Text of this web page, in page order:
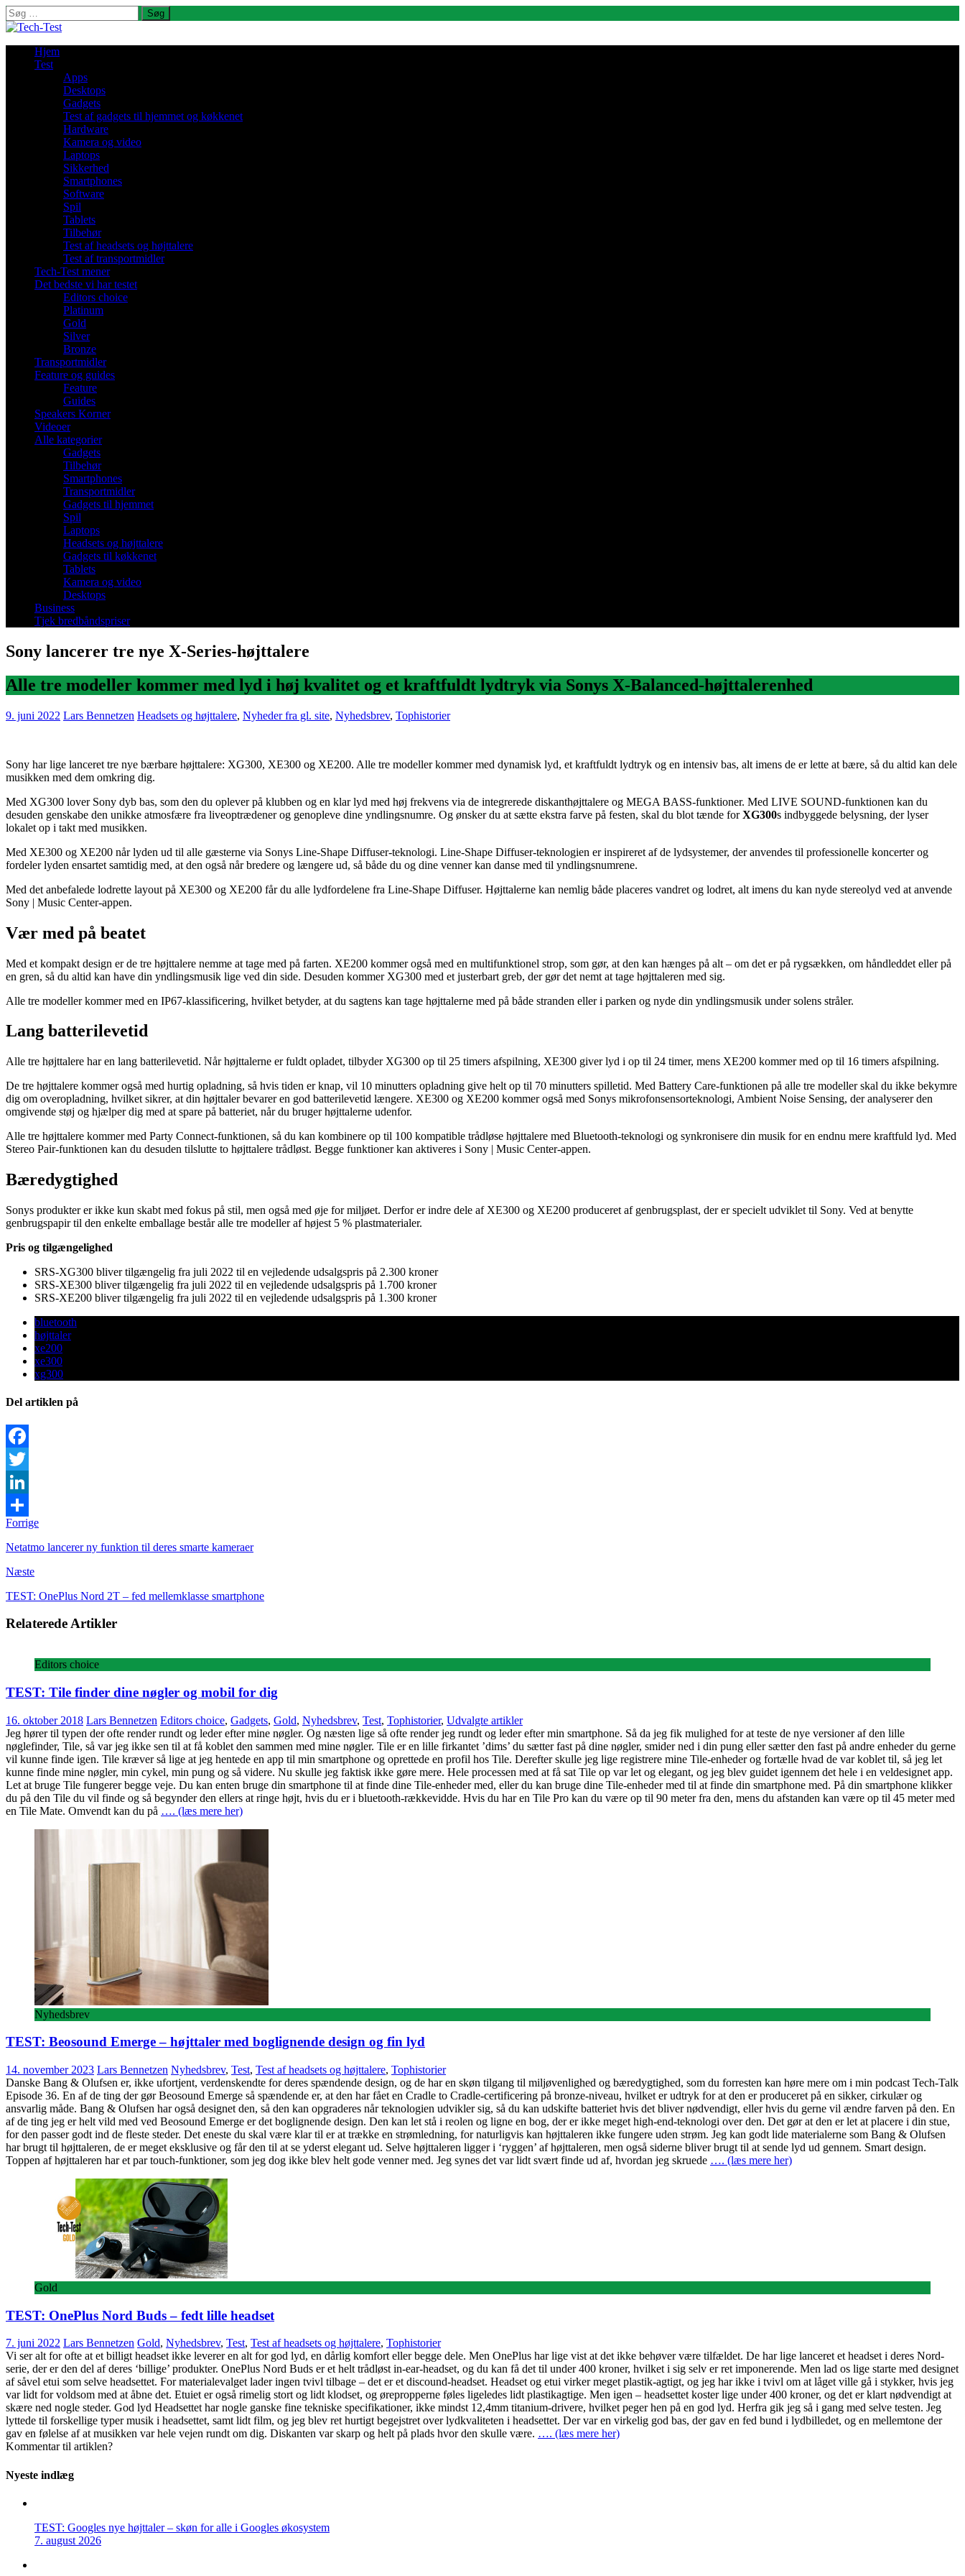
Søg
efter:
Hjem
Test
Apps
Desktops
Gadgets
Test af gadgets til hjemmet og køkkenet
Hardware
Kamera og video
Laptops
Sikkerhed
Smartphones
Software
Spil
Tablets
Tilbehør
Test af headsets og højttalere
Test af transportmidler
Tech-Test mener
Det bedste vi har testet
Editors choice
Platinum
Gold
Silver
Bronze
Transportmidler
Feature og guides
Feature
Guides
Speakers Korner
Videoer
Alle kategorier
Gadgets
Tilbehør
Smartphones
Transportmidler
Gadgets til hjemmet
Spil
Laptops
Headsets og højttalere
Gadgets til køkkenet
Tablets
Kamera og video
Desktops
Business
Tjek bredbåndspriser
Sony lancerer tre nye X-Series-højttalere
Alle tre modeller kommer med lyd i høj kvalitet og et kraftfuldt lydtryk via Sonys X-Balanced-højttalerenhed
9. juni 2022 Lars Bennetzen Headsets og højttalere, Nyheder fra gl. site, Nyhedsbrev, Tophistorier
Sony har lige lanceret tre nye bærbare højttalere: XG300, XE300 og XE200. Alle tre modeller kommer med dynamisk lyd, et kraftfuldt lydtryk og en intensiv bas, alt imens de er lette at bære, så du altid kan dele
musikken med dem omkring dig.
Med XG300 lover Sony dyb bas, som den du oplever på klubben og en klar lyd med høj frekvens via de integrerede diskanthøjttalere og MEGA BASS-funktioner. Med LIVE SOUND-funktionen kan du
desuden genskabe den unikke atmosfære fra liveoptrædener og genopleve dine yndlingsnumre. Og ønsker du at sætte ekstra farve på festen, skal du blot tænde forXG300s indbyggede belysning, der lyser
lokalet op i takt med musikken.
Med XE300 og XE200 når lyden ud til alle gæsterne via Sonys Line-Shape Diffuser-teknologi. Line-Shape Diffuser-teknologien er inspireret af de lydsystemer, der anvendes til professionelle koncerter og
fordeler lyden ensartet samtidig med, at den også når bredere og længere ud, så både du og dine venner kan danse med til yndlingsnumrene.
Med det anbefalede lodrette layout på XE300 og XE200 får du alle lydfordelene fra Line-Shape Diffuser. Højttalerne kan nemlig både placeres vandret og lodret, alt imens du kan nyde stereolyd ved at anvende
Sony | Music Center-appen.
Vær med på beatet
Med et kompakt design er de tre højttalere nemme at tage med på farten. XE200 kommer også med en multifunktionel strop, som gør, at den kan hænges på alt – om det er på rygsækken, om håndleddet eller på
en gren, så du altid kan have din yndlingsmusik lige ved din side. Desuden kommer XG300 med et justerbart greb, der gør det nemt at tage højttaleren med sig.
Alle tre modeller kommer med en IP67-klassificering, hvilket betyder, at du sagtens kan tage højttalerne med på både stranden eller i parken og nyde din yndlingsmusik under solens stråler.
Lang batterilevetid
Alle tre højttalere har en lang batterilevetid. Når højttalerne er fuldt opladet, tilbyder XG300 op til 25 timers afspilning, XE300 giver lyd i op til 24 timer, mens XE200 kommer med op til 16 timers afspilning.
De tre højttalere kommer også med hurtig opladning, så hvis tiden er knap, vil 10 minutters opladning give helt op til 70 minutters spilletid. Med Battery Care-funktionen på alle tre modeller skal du ikke bekymre
dig om overopladning, hvilket sikrer, at din højttaler bevarer en god batterilevetid længere. XE300 og XE200 kommer også med Sonys mikrofonsensorteknologi, Ambient Noise Sensing, der analyserer den
omgivende støj og hjælper dig med at spare på batteriet, når du bruger højttalerne udenfor.
Alle tre højttalere kommer med Party Connect-funktionen, så du kan kombinere op til 100 kompatible trådløse højttalere med Bluetooth-teknologi og synkronisere din musik for en endnu mere kraftfuld lyd. Med
Stereo Pair-funktionen kan du desuden tilslutte to højttalere trådløst. Begge funktioner kan aktiveres i Sony | Music Center-appen.
Bæredygtighed
Sonys produkter er ikke kun skabt med fokus på stil, men også med øje for miljøet. Derfor er indre dele af XE300 og XE200 produceret af genbrugsplast, der er specielt udviklet til Sony. Ved at benytte
genbrugspapir til den enkelte emballage består alle tre modeller af højest 5 % plastmaterialer.
Pris og tilgængelighed
SRS-XG300 bliver tilgængelig fra juli 2022 til en vejledende udsalgspris på 2.300 kroner
SRS-XE300 bliver tilgængelig fra juli 2022 til en vejledende udsalgspris på 1.700 kroner
SRS-XE200 bliver tilgængelig fra juli 2022 til en vejledende udsalgspris på 1.300 kroner
bluetooth
højttaler
xe200
xe300
xg300
Del artiklen på
Facebook
Twitter
LinkedIn
Share
Forrige
Netatmo lancerer ny funktion til deres smarte kameraer
Næste
TEST: OnePlus Nord 2T – fed mellemklasse smartphone
Relaterede Artikler
Editors choice
TEST: Tile finder dine nøgler og mobil for dig
16. oktober 2018 Lars Bennetzen Editors choice, Gadgets, Gold, Nyhedsbrev, Test, Tophistorier, Udvalgte artikler
Jeg hører til typen der ofte render rundt og leder efter mine nøgler. Og næsten lige så ofte render jeg rundt og leder efter min smartphone. Så da jeg fik mulighed for at teste de nye versioner af den lille
nøglefinder, Tile, så var jeg ikke sen til at få koblet den sammen med mine nøgler. Tile er en lille firkantet ’dims’ du sætter fast på dine nøgler, smider ned i din pung eller sætter den fast på andre enheder du gerne
vil kunne finde igen. Tile kræver så lige at jeg hentede en app til min smartphone og oprettede en profil hos Tile. Derefter skulle jeg lige registrere mine Tile-enheder og fortælle hvad de var koblet til, så jeg let
kunne finde mine nøgler, min cykel, min pung og så videre. Nu skulle jeg faktisk ikke gøre mere. Hele processen med at få sat Tile op var let og elegant, og jeg blev guidet igennem det hele i en veldesignet app.
Let at bruge Tile fungerer begge veje. Du kan enten bruge din smartphone til at finde dine Tile-enheder med, eller du kan bruge dine Tile-enheder med til at finde din smartphone med. På din smartphone klikker
du på den Tile du vil finde og så begynder den ellers at ringe højt, hvis du er i bluetooth-rækkevidde. Hvis du har en Tile Pro kan du være op til 90 meter fra den, mens du afstanden kan være op til 45 meter med
en Tile Mate. Omvendt kan du på …. (læs mere her)
Nyhedsbrev
TEST: Beosound Emerge – højttaler med boglignende design og fin lyd
14. november 2023 Lars Bennetzen Nyhedsbrev, Test, Test af headsets og højttalere, Tophistorier
Danske Bang & Olufsen er, ikke ufortjent, verdenskendte for deres spændende design, og de har en skøn tilgang til miljøvenlighed og bæredygtighed, som du forresten kan høre mere om i min podcast Tech-Talk
Episode 36. En af de ting der gør Beosound Emerge så spændende er, at den har fået en Cradle to Cradle-certificering på bronze-niveau, hvilket er udtryk for at den er produceret på en sikker, cirkulær og
ansvarlig måde. Bang & Olufsen har også designet den, så den kan opgraderes når teknologien udvikler sig, så du kan udskifte batteriet hvis det bliver nødvendigt, eller hvis du gerne vil ændre farven på den. En
af de ting jeg er helt vild med ved Beosound Emerge er det boglignende design. Den kan let stå i reolen og ligne en bog, der er ikke meget high-end-teknologi over den. Det gør at den er let at placere i din stue,
for den passer godt ind de fleste steder. Det eneste du skal være klar til er at trække en strømledning, for naturligvis kan højttaleren ikke fungere uden strøm. Jeg kan godt lide materialerne som Bang & Olufsen
har brugt til højttaleren, de er meget eksklusive og får den til at se yderst elegant ud. Selve højttaleren ligger i ‘ryggen’ af højttaleren, men også siderne bliver brugt til at sende lyd ud gennem. Smart design.
Toppen af højttaleren har et par touch-funktioner, som jeg dog ikke blev helt gode venner med. Jeg synes det var lidt svært finde ud af, hvordan jeg skruede …. (læs mere her)
Gold
TEST: OnePlus Nord Buds – fedt lille headset
7. juni 2022 Lars Bennetzen Gold, Nyhedsbrev, Test, Test af headsets og højttalere, Tophistorier
Vi ser alt for ofte at et billigt headset ikke leverer en alt for god lyd, en dårlig komfort eller begge dele. Men OnePlus har lige vist at det ikke behøver være tilfældet. De har lige lanceret et headset i deres Nord-
serie, der er den del af deres ‘billige’ produkter. OnePlus Nord Buds er et helt trådløst in-ear-headset, og du kan få det til under 400 kroner, hvilket i sig selv er ret imponerende. Men lad os lige starte med designet
af såvel etui som selve headsettet. For materialevalget lader ingen tvivl tilbage – det er et discound-headset. Headset og etui virker meget plastik-agtigt, og jeg har ikke i tvivl om at låget ville gå i stykker, hvis jeg
var lidt for voldsom med at åbne det. Etuiet er også rimelig stort og lidt klodset, og ørepropperne føles ligeledes lidt plastikagtige. Men igen – headsettet koster lige under 400 kroner, og det er klart nødvendigt at
skære ned nogle steder. God lyd Headsettet har nogle ganske fine tekniske specifikationer, ikke mindst 12,4mm titanium-drivere, hvilket peger hen på en god lyd. Herfra gik jeg så i gang med selve testen. Jeg
lyttede til forskellige typer musik i headsettet, samt lidt film, og jeg blev ret hurtigt begejstret over lydkvaliteten i headsettet. Der var en virkelig god bas, der gav en fed bund i lydbilledet, og en mellemtone der
gav en følelse af at musikken var hele vejen rundt om dig. Diskanten var skarp og helt på plads hvor den skulle være. …. (læs mere her)
Kommentar til artiklen?
Nyeste indlæg
TEST: Googles nye højttaler – skøn for alle i Googles økosystem
7. august 2026